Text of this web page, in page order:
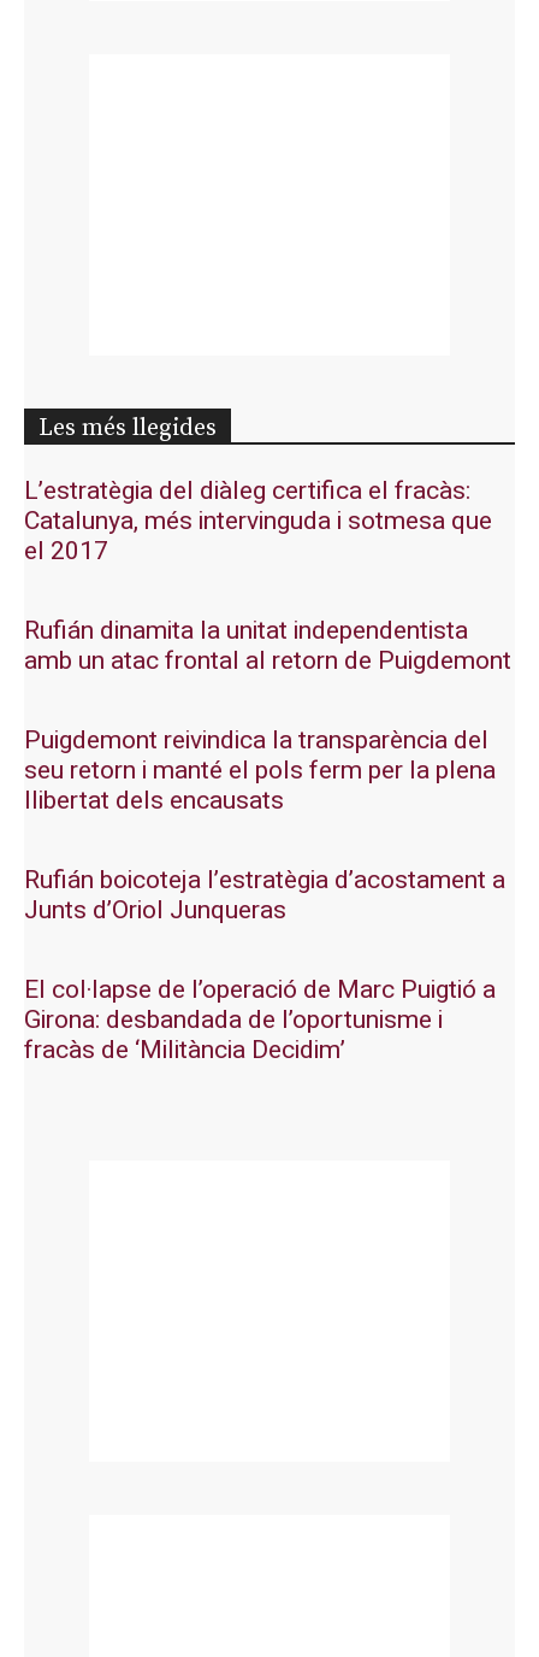
Les més llegides
L’estratègia del diàleg certifica el fracàs:
Catalunya, més intervinguda i sotmesa que
el 2017
Rufián dinamita la unitat independentista
amb un atac frontal al retorn de Puigdemont
Puigdemont reivindica la transparència del
seu retorn i manté el pols ferm per la plena
llibertat dels encausats
Rufián boicoteja l’estratègia d’acostament a
Junts d’Oriol Junqueras
El col·lapse de l’operació de Marc Puigtió a
Girona: desbandada de l’oportunisme i
fracàs de ‘Militància Decidim’